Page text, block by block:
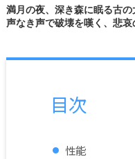
満月の夜、深き森に眠る古
声なき声で破壊を嘆く、悲哀
目次
性能